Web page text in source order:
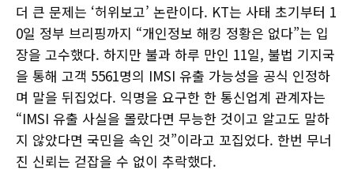
더 큰 문제는 ‘허위보고’ 논란이다. KT는 사태 초기부터 1
0일 정부 브리핑까지 “개인정보 해킹 정황은 없다”는 입
장을 고수했다. 하지만 불과 하루 만인 11일, 불법 기지국
을 통해 고객 5561명의 IMSI 유출 가능성을 공식 인정하
며 말을 뒤집었다. 익명을 요구한 한 통신업계 관계자는
“IMSI 유출 사실을 몰랐다면 무능한 것이고 알고도 말하
지 않았다면 국민을 속인 것”이라고 꼬집었다. 한번 무너
진 신뢰는 걷잡을 수 없이 추락했다.